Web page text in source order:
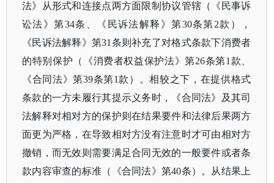
法》从形式和连接点两方面限制协议管辖（《民事诉
讼法》第34条、《民诉法解释》第30条第2款），
《民诉法解释》第31条则补充了对格式条款下消费者
的特别保护（《消费者权益保护法》第26条第1款、
《合同法》第39条第1款）。相较之下，在提供格式
条款的一方未履行其提示义务时，《合同法》及其司
法解释对相对方的保护则在结果要件和法律后果两方
面更为严格，在导致相对方没有注意时才可由相对方
撤销，而无效则需要满足合同无效的一般要件或者条
款内容审查的标准（《合同法》第40条）。从结果上